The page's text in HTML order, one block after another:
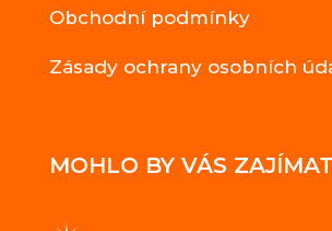
Obchodní podmínky
Zásady ochrany osobních
MOHLO BY VÁS ZAJÍMAT